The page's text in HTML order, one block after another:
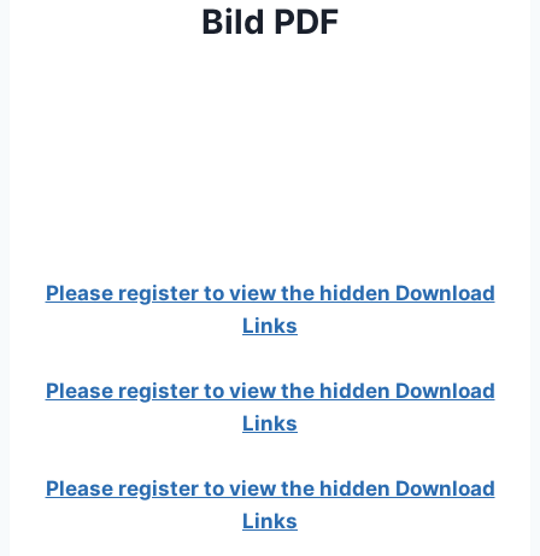
Bild PDF
Please register to view the hidden Download
Links
Please register to view the hidden Download
Links
Please register to view the hidden Download
Links